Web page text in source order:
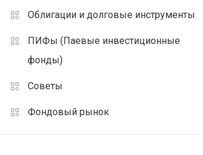
Облигации и долговые инструменты
ПИФы (Паевые инвестиционные
фонды)
Советы
Фондовый рынок